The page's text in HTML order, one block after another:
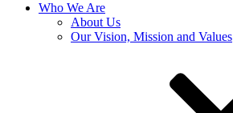
Who We Are
About Us
Our Vision, Mission and Values